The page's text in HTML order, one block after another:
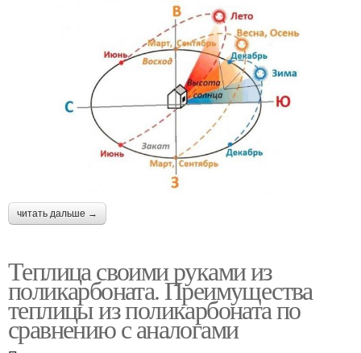
читать дальше →
Теплица своими руками из
поликарбоната. Преимущества
теплицы из поликарбоната по
сравнению с аналогами